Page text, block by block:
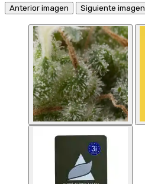
Anterior imagen Siguiente imagen